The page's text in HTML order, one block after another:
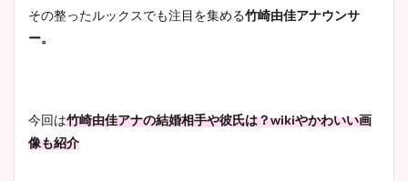
その整ったルックスでも注目を集める竹崎由佳アナウンサ
ー。
今回は竹崎由佳アナの結婚相手や彼氏は？wikiやかわいい画
像も紹介